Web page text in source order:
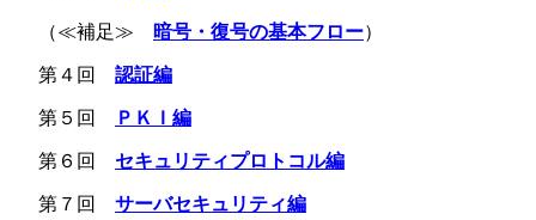
（≪補足≫ 暗号・復号の基本フロー）
第４回 認証編
第５回 ＰＫＩ編
第６回 セキュリティプロトコル編
第７回 サーバセキュリティ編